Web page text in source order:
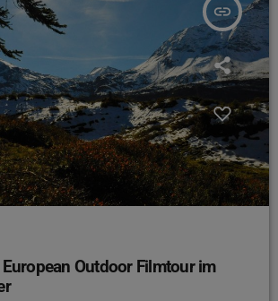
insert_link
Outdoor Filmtour im